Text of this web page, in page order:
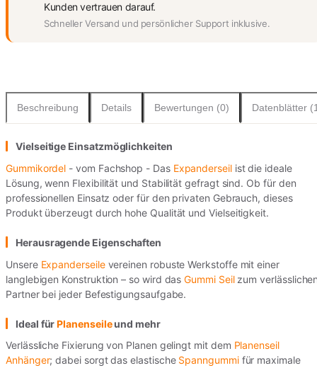
Kunden vertrauen darauf.
Schneller Versand und persönlicher Support inklusive.
Beschreibung Details Bewertungen (0) Datenblätter
Vielseitige Einsatzmöglichkeiten
Gummikordel - vom Fachshop - Das Expanderseilist die ideale
Lösung, wenn Flexibilität und Stabilität gefragt sind. Ob für den
professionellen Einsatz oder für den privaten Gebrauch, dieses
Produkt überzeugt durch hohe Qualität und Vielseitigkeit.
Herausragende Eigenschaften
Unsere Expanderseilevereinen robuste Werkstoffe mit einer
langlebigen Konstruktion – so wird dasGummi Seilzum
Partner bei jeder Befestigungsaufgabe.
Ideal fürPlanenseileund mehr
Verlässliche Fixierung von Planen gelingt mit dem Planenseil
Anhänger; dabei sorgt das elastische Spanngummifür maximale